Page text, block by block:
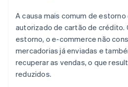
A causa mais comum de estorno
autorizado de cartão de crédito.
estorno, o e-commerce não
mercadorias já enviadas e
recuperar as vendas, o que
reduzidos.